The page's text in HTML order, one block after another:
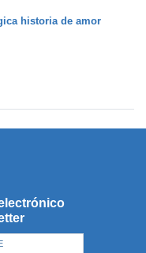
historia de amor